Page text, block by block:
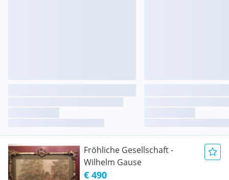
Fröhliche Gesellschaft -
Wilhelm Gause
€ 490